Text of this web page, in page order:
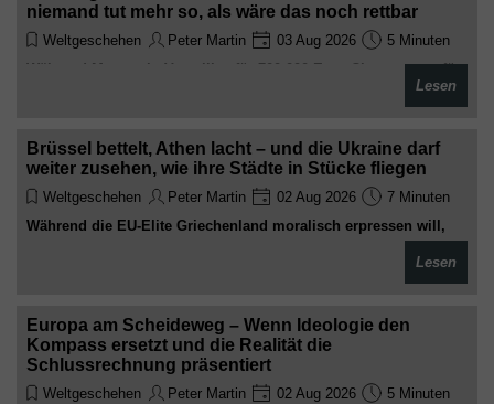
niemand tut mehr so, als wäre das noch rettbar
Weltgeschehen Peter Martin 03 Aug 2026
5 Minuten
Während Macron in Versailles für 700.000 Euro Champagner für
Trump auftischt und gleichzeitig im UN-Sicherheitsrat von den
Amerikanern demonstrativ verlassen wird, drohen 100-Prozent-
Wertegemeinschaft“ hat sich endgültig in eine hässliche
Scheidung verwandelt
Lesen
Brüssel bettelt, Athen lacht – und die Ukraine darf
weiter zusehen, wie ihre Städte in Stücke fliegen
Weltgeschehen Peter Martin 02 Aug 2026
7 Minuten
Während die EU-Elite Griechenland moralisch erpressen will,
Brüssel und Berlin nur noch mit heiligem Entsetzen
kommentieren kann
Lesen
Europa am Scheideweg – Wenn Ideologie den
Kompass ersetzt und die Realität die
Schlussrechnung präsentiert
Weltgeschehen Peter Martin 02 Aug 2026
5 Minuten